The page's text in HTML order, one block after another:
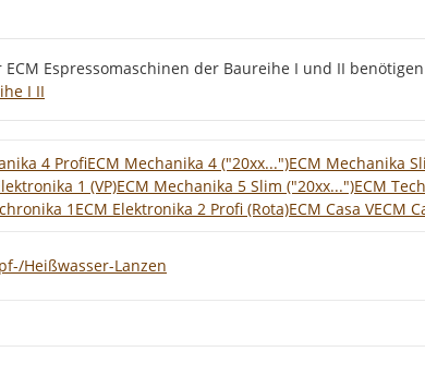
ECM Espressomaschinen der Baureihe I und II
I II
4 ProfiECM Mechanika 4 ("20xx...")ECM Mechanika
1 (VP)ECM Mechanika 5 Slim ("20xx...")ECM
1 ECM Elektronika 2 Profi (Rota)ECM Casa VECM
Heißwasser-Lanzen